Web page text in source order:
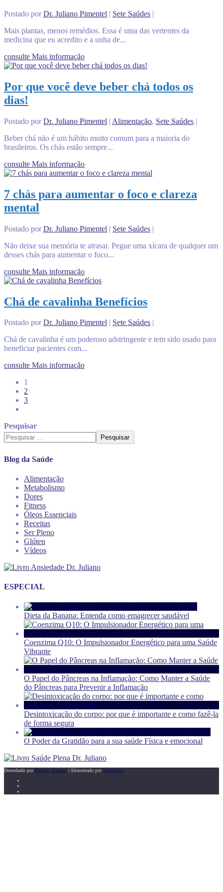
Postado porDr. Juliano Pimentel | Sete Saúdes |
Mais plantas, menos remédios. Essa é uma das vertentes da
medicina que eu acredito e a unha de...
consulte Mais informação
Por que você deve beber chá todos os
dias!
Postado porDr. Juliano Pimentel | Alimentação, Sete Saúdes |
Beber chá não é um hábito muito comum para a maioria do
brasileiros. Os chás estão sempre...
consulte Mais informação
7 chás para aumentar o foco e clareza
mental
Postado porDr. Juliano Pimentel | Sete Saúdes |
Não deixe sua memória te atrasar. Pegue uma xícara de qualquer um
desses chás para aumentar o foco...
consulte Mais informação
Chá de cavalinha Benefícios
Postado porDr. Juliano Pimentel Sete Saúdes
Chá de cavalinha é um poderoso adstringente e tem sido usado para
beneficiar pacientes com...
consulte Mais informação
1
2
3
Pesquisar
Pesquisar
Blog da Saúde
Alimentação
Metabolismo
Dores
Fitness
Óleos Essenciais
Receitas
Ser Pleno
Glúten
Vídeos
ESPECIAL
Dieta da Banana: Entenda como emagrecer saudável
Coenzima Q10: O Impulsionador Energético para uma Saúde
Vibrante
O Papel do Pâncreas na Inflamação: Como Manter a Saúde
do Pâncreas para Prevenir a Inflamação
Desintoxicação do corpo: por que é importante e como fazê-la
de forma segura
O Poder da Gratidão para a sua saúde Física e emocional
Desenhado por Elegant Themes | Alimentado porWordPress